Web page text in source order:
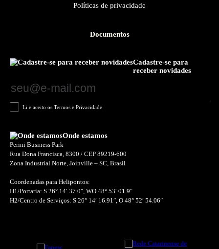
Políticas de privacidade
Documentos
Cadastre-se para
receber novidades
Li e aceito os Termos e Privacidade
Onde estamos
Perini Business Park
Rua Dona Francisca, 8300 / CEP 89219-600
Zona Industrial Norte, Joinville – SC, Brasil
Coordenadas para Helipontos:
H1/Portaria: S 26° 14′ 37.0″, WO 48° 53′ 01.9″
H2/Centro de Serviços: S 26° 14′ 16.91″, O 48° 52′ 54.06″